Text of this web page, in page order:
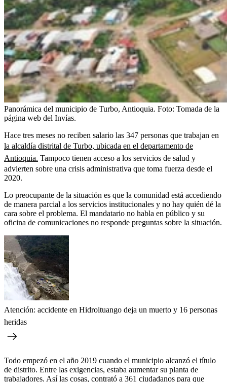
Panorámica del municipio de Turbo, Antioquia. Foto: Tomada de la
página web del Invías.
Hace tres meses no reciben salario las 347 personas que trabajan en
la alcaldía distrital de Turbo, ubicada en el departamento de
Antioquia. Tampoco tienen acceso a los servicios de salud y
advierten sobre una crisis administrativa que toma fuerza desde el
2020.
Lo preocupante de la situación es que la comunidad está accediendo
de manera parcial a los servicios institucionales y no hay quién dé la
cara sobre el problema. El mandatario no habla en público y su
oficina de comunicaciones no responde preguntas sobre la situación.
Atención: accidente en Hidroituango deja un muerto y 16 personas
heridas
Todo empezó en el año 2019 cuando el municipio alcanzó el título
de distrito. Entre las exigencias, estaba aumentar su planta de
trabajadores. Así las cosas, contrató a 361 ciudadanos para que